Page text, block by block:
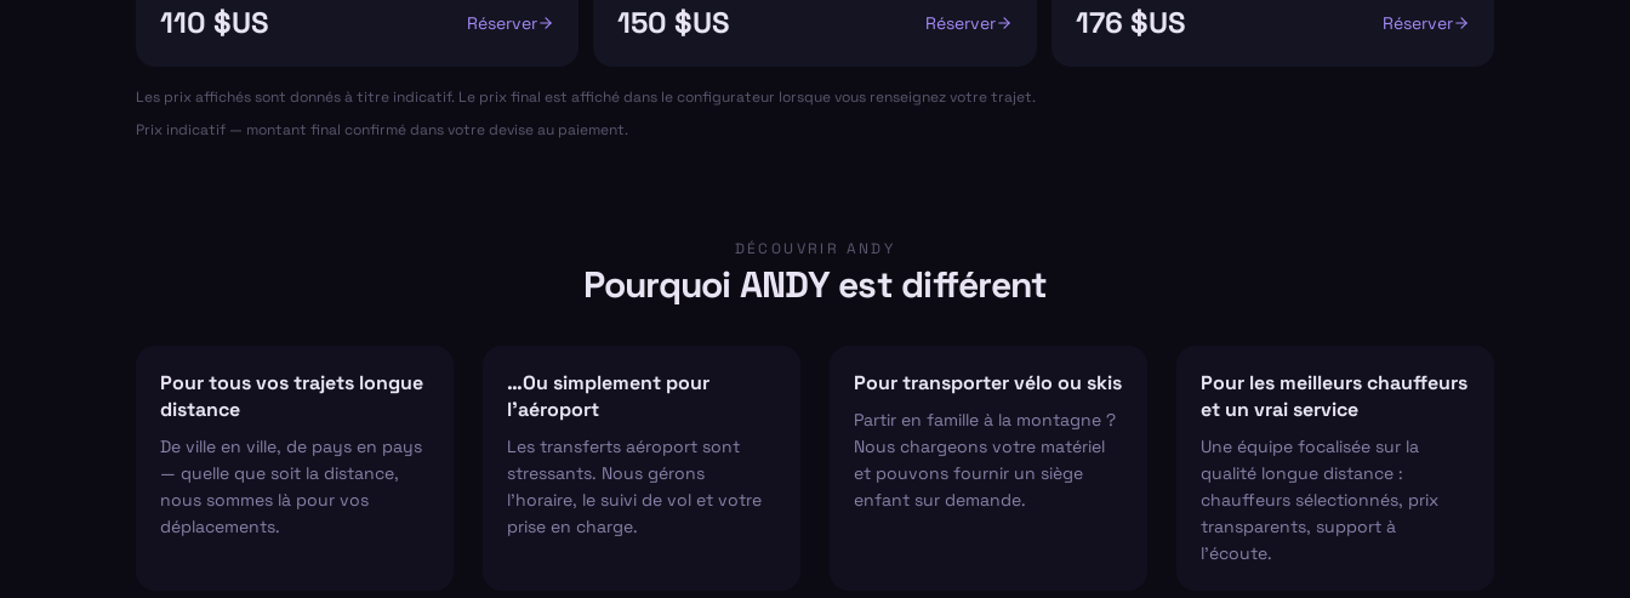
110 $US Réserver 150 $US Réserver 176 $US Réserver
Les prix affichés sont donnés à titre indicatif. Le prix final est affiché dans le configurateur lorsque vous renseignez votre trajet.
Prix indicatif — montant final confirmé dans votre devise au paiement.
DÉCOUVRIR ANDY
Pourquoi ANDY est différent
Pour tous vos trajets longue
distance
De ville en ville, de pays en pays
— quelle que soit la distance,
nous sommes là pour vos
déplacements.
…Ou simplement pour
l'aéroport
Les transferts aéroport sont
stressants. Nous gérons
l'horaire, le suivi de vol et votre
prise en charge.
Pour transporter vélo ou skis
Partir en famille à la montagne ?
Nous chargeons votre matériel
et pouvons fournir un siège
enfant sur demande.
Pour les meilleurs chauffeurs
et un vrai service
Une équipe focalisée sur la
qualité longue distance :
chauffeurs sélectionnés, prix
transparents, support à
l'écoute.